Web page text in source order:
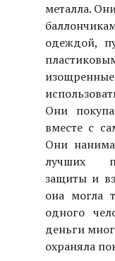
металла.
одеждой,
Они
вместе с
Они
лучших
защиты и
она могла
одного
деньги
охраняла